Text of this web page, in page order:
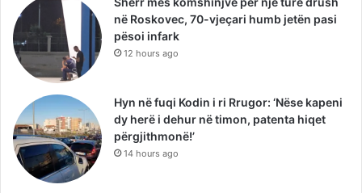
në Roskovec, 70-vjeçari humb jetën pasi
pësoi infark
12 hours ago
Hyn në fuqi Kodin i ri Rrugor: ‘Nëse kapeni
dy herë i dehur në timon, patenta hiqet
përgjithmonë!’
14 hours ago